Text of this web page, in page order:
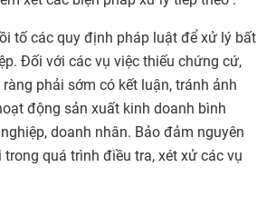
tố các quy định pháp luật để xử lý bất
Đối với các vụ việc thiếu chứng cứ,
phải sớm có kết luận, tránh ảnh
động sản xuất kinh doanh bình
doanh nhân. Bảo đảm nguyên
quá trình điều tra, xét xử các vụ